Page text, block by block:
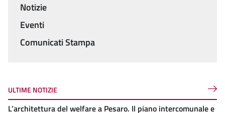
Menu
Notizie
Eventi
Comunicati Stampa
ULTIME NOTIZIE
L’architettura del welfare a Pesaro. Il piano intercomunale e